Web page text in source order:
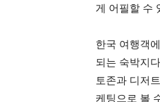
게 어필할 수
한국 여행객
되는 숙박지
토존과 디저
케팅으로 볼